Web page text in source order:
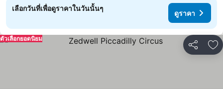
เลือกวันที่เพื่อดูราคาในวันนั้นๆ
ดูราคา
แชร์ เ
ตัวเลือกยอดนิยม